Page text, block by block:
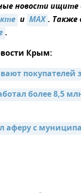
новости ищите
и MAX. Также
.
Крым:
покупателей
более 8,5
аферу с